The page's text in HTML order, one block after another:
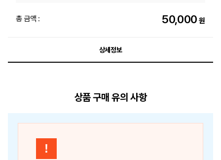
총 금액 : 50,000 원
상세정보
상품 구매 유의 사항
!